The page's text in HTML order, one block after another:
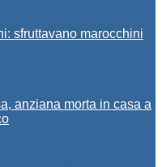
sfruttavano marocchini
anziana morta in casa a